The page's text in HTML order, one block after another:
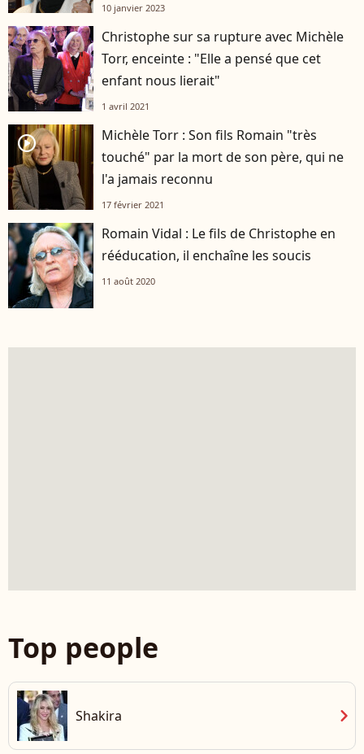
10 janvier 2023
Christophe sur sa rupture avec Michèle
Torr, enceinte : "Elle a pensé que cet
enfant nous lierait"
1 avril 2021
player2
Michèle Torr : Son fils Romain "très
touché" par la mort de son père, qui ne
l'a jamais reconnu
17 février 2021
Romain Vidal : Le fils de Christophe en
rééducation, il enchaîne les soucis
11 août 2020
Top people
Shakira chevron_right